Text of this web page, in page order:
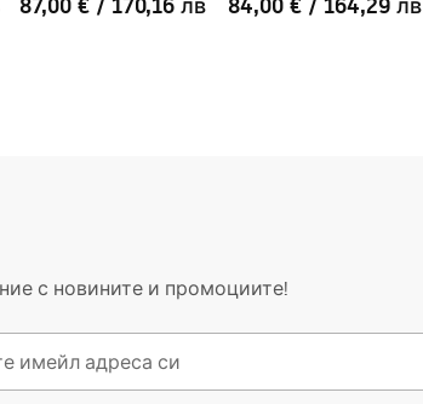
с новините и промоциите!